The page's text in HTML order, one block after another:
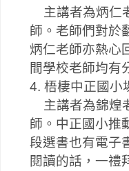
主講者為炳仁
師。老師們對於
炳仁老師亦熱心
間學校老師均有
4. 梧棲中正國小
主講者為錦煌
師。中正國小推
段選書也有電子
閱讀的話，一禮